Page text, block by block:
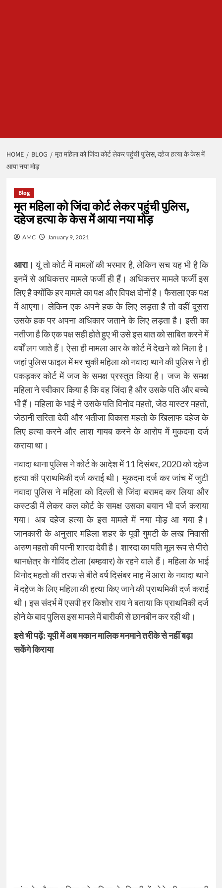
HOME BLOG
मृत महिला को जिंदा कोर्ट लेकर पहुंची पुलिस, दहेज हत्या के केस में
आया नया मोड़
Blog
मृत महिला को जिंदा कोर्ट लेकर पहुंची पुलिस,
दहेज हत्या के केस में आया नया मोड़
AMC January 9, 2021
आरा। यूं तो कोर्ट में मामलों की भरमार है, लेकिन सच यह भी है कि
इनमें से अधिकत्तर मामले फर्जी ही हैं। अधिकत्तर मामले फर्जी इस
लिए है क्योंकि हर मामले का पक्ष और विपक्ष दोनों है। फैसला एक पक्ष
में आएगा। लेकिन एक अपने हक के लिए लड़ता है तो वहीं दूसरा
उसके हक पर अपना अधिकार जताने के लिए लड़ता है। इसी का
नतीजा है कि एक पक्ष सही होते हुए भी उसे इस बात को साबित करने में
वर्षों लग जाते हैं। ऐसा ही मामला आर के कोर्ट में देखने को मिला है।
जहां पुलिस फाइल में मर चुकी महिला को नवादा थाने की पुलिस ने ही
पकड़कर कोर्ट में जज के समक्ष प्रस्तुत किया है। जज के समक्ष
महिला ने स्वीकार किया है कि वह जिंदा है और उसके पति और बच्चे
भी हैं। महिला के भाई ने उसके पति विनोद महतो, जेठ मास्टर महतो,
जेठानी सरिता देवी और भतीजा विकास महतो के खिलाफ दहेज के
लिए हत्या करने और लाश गायब करने के आरोप में मुकदमा दर्ज
कराया था।
नवादा थाना पुलिस ने कोर्ट के आदेश में 11 दिसंबर, 2020 को दहेज
हत्या की प्राथमिकी दर्ज कराई थी। मुकदमा दर्ज कर जांच में जुटी
नवादा पुलिस ने महिला को दिल्ली से जिंदा बरामद कर लिया और
कस्टडी में लेकर कल कोर्ट के समक्ष उसका बयान भी दर्ज कराया
गया। अब दहेज हत्या के इस मामले में नया मोड़ आ गया है।
जानकारी के अनुसार महिला शहर के पूर्वी गुमटी के लख निवासी
अरुण महतो की पत्नी शारदा देवी है। शारदा का पति मूल रूप से पीरो
थानक्षेत्र के गोविंद टोला (बम्हवार) के रहने वाले हैं। महिला के भाई
विनोद महतो की तरफ से बीते वर्ष दिसंबर माह में आरा के नवादा थाने
में दहेज के लिए महिला की हत्या किए जाने की प्राथमिकी दर्ज कराई
थी। इस संदर्भ में एसपी हर किशोर राय ने बताया कि प्राथमिकी दर्ज
होने के बाद पुलिस इस मामले में बारीकी से छानबीन कर रही थी।
इसे भी पढ़ें:यूपी में अब मकान मालिक मनमाने तरीके से नहीं बढ़ा
सकेंगे किराया